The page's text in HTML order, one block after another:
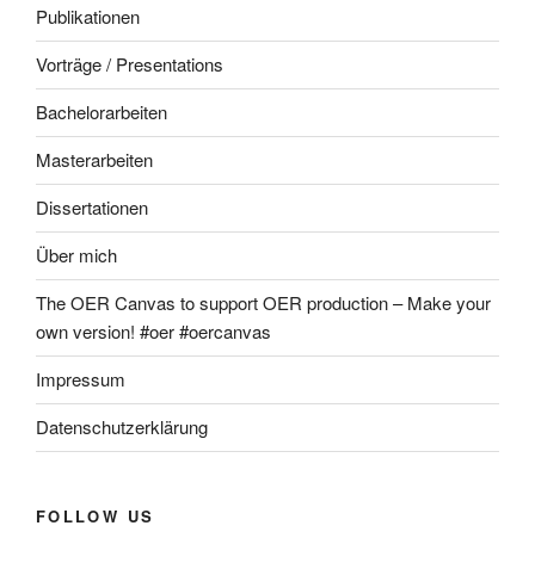
Publikationen
Vorträge / Presentations
Bachelorarbeiten
Masterarbeiten
Dissertationen
Über mich
The OER Canvas to support OER production – Make your
own version! #oer #oercanvas
Impressum
Datenschutzerklärung
FOLLOW US